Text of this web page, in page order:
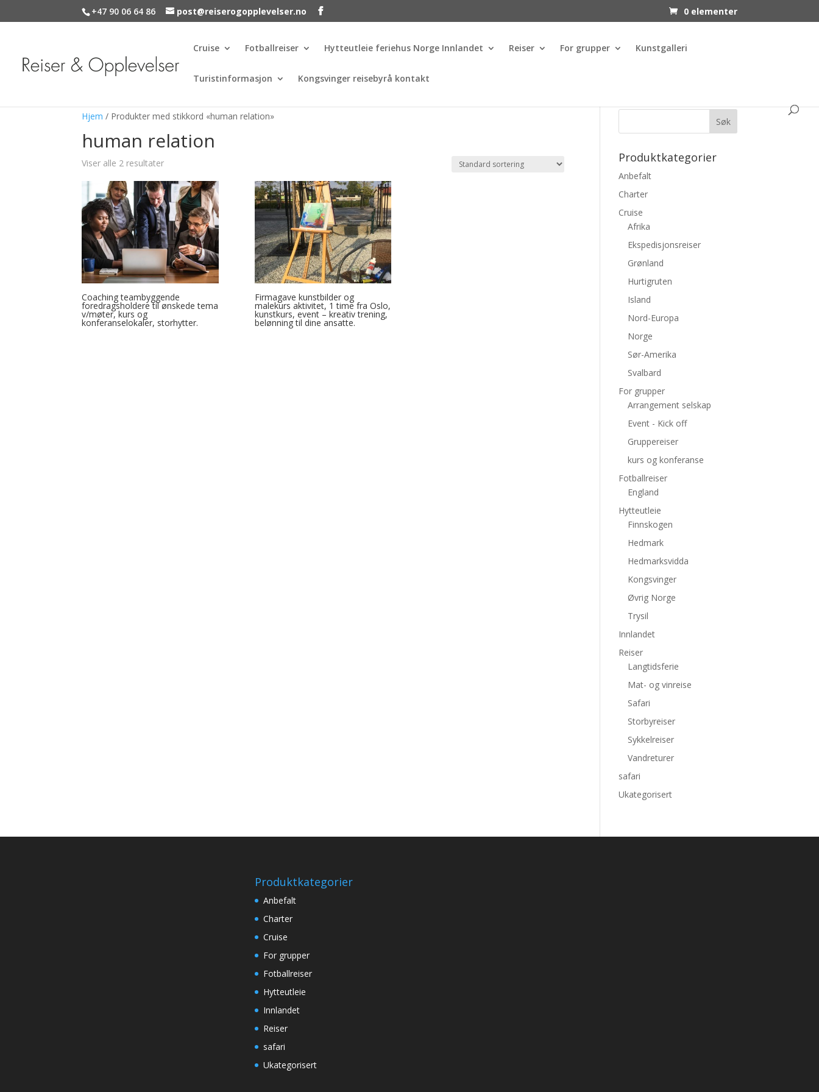
+47 90 06 64 86 post@reiserogopplevelser.no 0 elementer
Cruise Fotballreiser Hytteutleie feriehus Norge Innlandet Reiser For grupper Kunstgalleri
Turistinformasjon Kongsvinger reisebyrå kontakt
Hjem / Produkter med stikkord «human relation»
human relation
Viser alle 2 resultater
Coaching teambyggende
foredragsholdere til ønskede tema
v/møter, kurs og
konferanselokaler, storhytter.
Firmagave kunstbilder og
malekurs aktivitet, 1 time fra Oslo,
kunstkurs, event – kreativ trening,
belønning til dine ansatte.
Produktkategorier
Anbefalt
Charter
Cruise
Afrika
Ekspedisjonsreiser
Grønland
Hurtigruten
Island
Nord-Europa
Norge
Sør-Amerika
Svalbard
For grupper
Arrangement selskap
Event - Kick off
Gruppereiser
kurs og konferanse
Fotballreiser
England
Hytteutleie
Finnskogen
Hedmark
Hedmarksvidda
Kongsvinger
Øvrig Norge
Trysil
Innlandet
Reiser
Langtidsferie
Mat- og vinreise
Safari
Storbyreiser
Sykkelreiser
Vandreturer
safari
Ukategorisert
Produktkategorier
Anbefalt
Charter
Cruise
For grupper
Fotballreiser
Hytteutleie
Innlandet
Reiser
safari
Ukategorisert